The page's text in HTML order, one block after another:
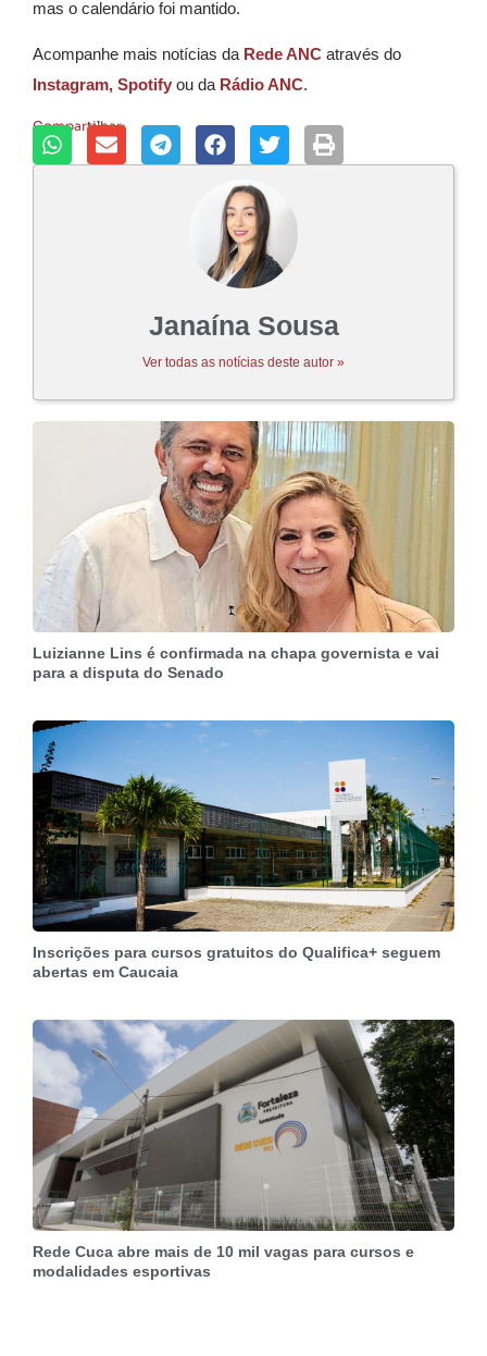
mas o calendário foi mantido.
Acompanhe mais notícias da Rede ANC através do
Instagram, Spotify ou da Rádio ANC.
Compartilhar:
Janaína Sousa
Ver todas as notícias deste autor »
Luizianne Lins é confirmada na chapa governista e vai
para a disputa do Senado
Inscrições para cursos gratuitos do Qualifica+ seguem
abertas em Caucaia
Rede Cuca abre mais de 10 mil vagas para cursos e
modalidades esportivas